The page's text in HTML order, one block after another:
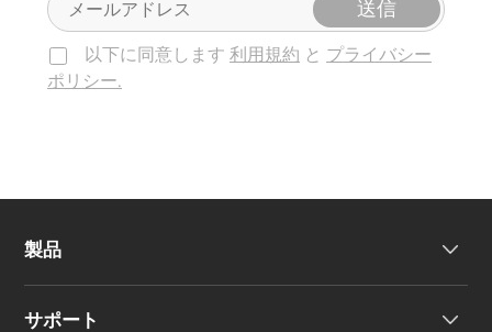
送信
以下に同意します 利用規約 と プライバシー
ポリシー.
製品
サポート